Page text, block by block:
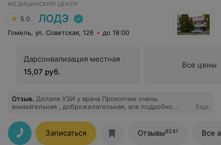
последствий . Док -Денис Анатольевич - красавчик -
во всех смыслах этого слова!!! Огромное спасибо
всему мед. персоналу ЧЛХ отделения больницы ❤️❤️❤️
МЕДИЦИНСКИЙ ЦЕНТР
5.0 ЛОДЭ
Гомель, ул. Советская, 126 до 18:00
Дарсонвализация местная
15,07 руб.
Все цены
Отзыв. Делали УЗИ у врача Прокопчик очень
внимательная , доброжелательная, все подробно
Спасибо.
Еще
Записаться Отзывы9241 Все